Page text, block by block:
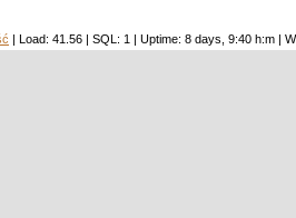
| Load: 41.56 | SQL: 1 | Uptime: 8 days, 9:40 h:m |